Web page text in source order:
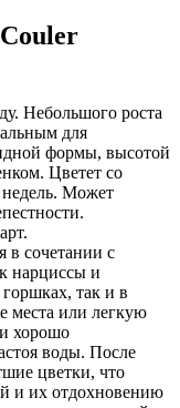
Небольшого роста
для
формы, высотой
Цветет со
недель. Может
в сочетании с
нарциссы и
так и в
места или легкую
хорошо
воды. После
цветки, что
и их отдохновению